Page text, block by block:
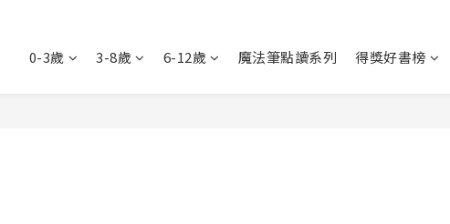
0-3歲 3-8歲 6-12歲 魔法筆點讀系列 得獎好書榜